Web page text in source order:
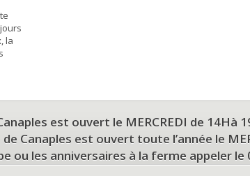
la
est ouvert le MERCREDI de 14Hà
Canaples est ouvert toute l’année le
ou les anniversaires à la ferme appeler le